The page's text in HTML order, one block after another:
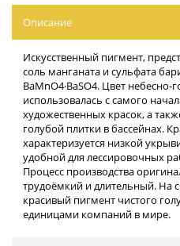
Описание
Искусственный пигмент,
соль манганата и сульфата
BaMnO4·BaSO4. Цвет
использовалась с самого
художественных красок, а
голубой плитки в бассейнах.
характеризуется низкой
удобной для лессировочных
Процесс производства
трудоёмкий и длительный. На
красивый пигмент чистого
единицами компаний в мире.